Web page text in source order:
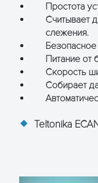
Простота
Считывает
слежения.
Питание от
Скорость
Собирает
Teltonika